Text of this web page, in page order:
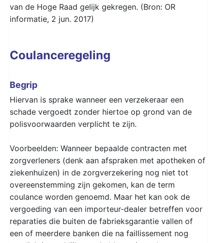
van de Hoge Raad gelijk gekregen. (Bron: OR
informatie, 2 jun. 2017)
Coulanceregeling
Begrip
Hiervan is sprake wanneer een verzekeraar een
schade vergoedt zonder hiertoe op grond van de
polisvoorwaarden verplicht te zijn.
Voorbeelden: Wanneer bepaalde contracten met
zorgverleners (denk aan afspraken met apotheken of
ziekenhuizen) in de zorgverzekering nog niet tot
overeenstemming zijn gekomen, kan de term
coulance worden genoemd. Maar het kan ook de
vergoeding van een importeur-dealer betreffen voor
reparaties die buiten de fabrieksgarantie vallen of
een of meerdere banken die na faillissement nog